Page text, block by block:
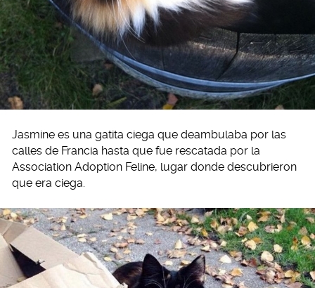
Jasmine es una gatita ciega que deambulaba por las
calles de Francia hasta que fue rescatada por la
Association Adoption Feline, lugar donde descubrieron
que era ciega.